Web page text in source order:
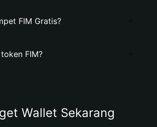
FIM Gratis?
FIM?
Wallet Sekarang